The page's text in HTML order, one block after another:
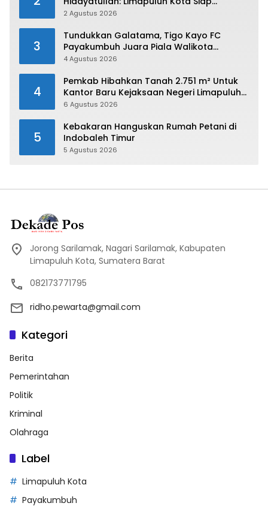
Kirimkan Atlet Terbaiknya Pada Porprov
2 Agustus 2026
3
Tundukkan Galatama, Tigo Kayo FC
Payakumbuh Juara Piala Walikota
Payakumbuh 2026
4 Agustus 2026
4
Pemkab Hibahkan Tanah 2.751 m² Untuk
Kantor Baru Kejaksaan Negeri Limapuluh
Kota
6 Agustus 2026
5
Kebakaran Hanguskan Rumah Petani di
Indobaleh Timur
5 Agustus 2026
Jorong Sarilamak, Nagari Sarilamak, Kabupaten
Limapuluh Kota, Sumatera Barat
082173771795
ridho.pewarta@gmail.com
Kategori
Berita
Pemerintahan
Politik
Kriminal
Olahraga
Label
Limapuluh Kota
Payakumbuh